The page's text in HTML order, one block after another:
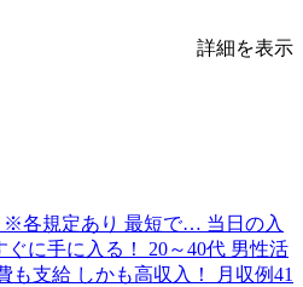
詳細を表示